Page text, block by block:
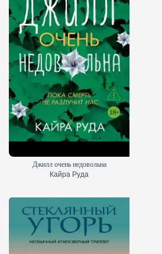
Джилл очень недовольна
Кайра Руда